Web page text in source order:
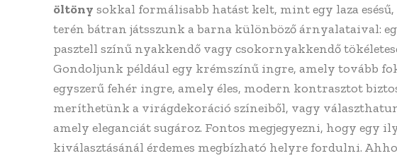
öltöny sokkal formálisabb hatást kelt, mint egy laza
terén bátran játsszunk a barna különböző árnyalataival:
pasztell színű nyakkendő vagy csokornyakkendő
Gondoljunk például egy krémszínű ingre, amely tovább
egyszerű fehér ingre, amely éles, modern kontrasztot
meríthetünk a virágdekoráció színeiből, vagy
amely eleganciát sugároz. Fontos megjegyezni, hogy egy
kiválasztásánál érdemes megbízható helyre fordulni.